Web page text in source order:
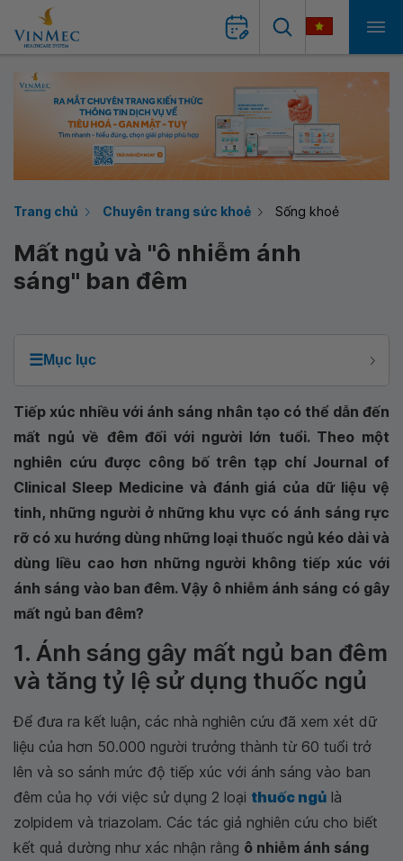
Trang chủ Chuyên trang sức khoẻ Sống khoẻ
Mất ngủ và "ô nhiễm ánh
sáng" ban đêm
☰Mục lục
Tiếp xúc nhiều với ánh sáng nhân tạo có thể dẫn đến
mất ngủ về đêm đối với người lớn tuổi. Theo một
nghiên cứu được công bố trên tạp chí Journal of
Clinical Sleep Medicine và đánh giá của dữ liệu vệ
tinh, những người ở những khu vực có ánh sáng rực
rỡ có xu hướng dùng những loại thuốc ngủ kéo dài và
dùng liều cao hơn những người không tiếp xúc với
ánh sáng vào ban đêm. Vậy ô nhiễm ánh sáng có gây
mất ngủ ban đêm?
1. Ánh sáng gây mất ngủ ban đêm
và tăng tỷ lệ sử dụng thuốc ngủ
Để đưa ra kết luận, các nhà nghiên cứu đã xem xét dữ
liệu của hơn 50.000 người trưởng thành từ 60 tuổi trở
lên và so sánh mức độ tiếp xúc với ánh sáng vào ban
đêm của họ với việc sử dụng 2 loại thuốc ngủ là
zolpidem và triazolam. Các tác giả nghiên cứu cho biết
kết quả dường như xác nhận rằng ô nhiễm ánh sáng